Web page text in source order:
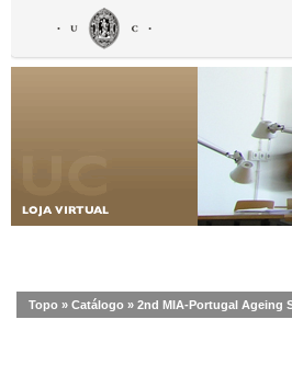
Topo » Catálogo » 2nd MIA-Portugal Ageing